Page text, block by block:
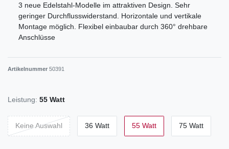
3 neue Edelstahl-Modelle im attraktiven Design. Sehr
geringer Durchflusswiderstand. Horizontale und vertikale
Montage möglich. Flexibel einbaubar durch 360° drehbare
Anschlüsse
Artikelnummer 50391
Leistung: 55 Watt
Keine Auswahl 36 Watt 55 Watt 75 Watt